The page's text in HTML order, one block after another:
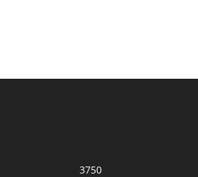
3750